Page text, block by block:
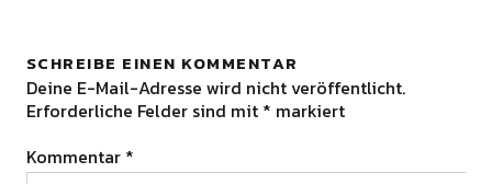
SCHREIBE EINEN KOMMENTAR
Deine E-Mail-Adresse wird nicht veröffentlicht.
Erforderliche Felder sind mit * markiert
Kommentar *